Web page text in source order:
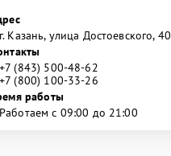
г. Казань, улица Достоевского, 40
+7 (843) 500-48-62
+7 (800) 100-33-26
работы
Работаем с 09:00 до 21:00